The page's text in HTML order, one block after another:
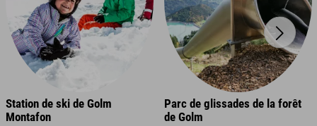
Station de ski de Golm
Montafon
Parc de glissades de la forêt
de Golm